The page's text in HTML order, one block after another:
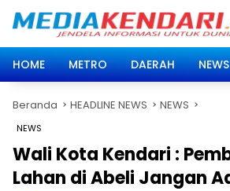
HOME
METRO DAERAH NEWS
Beranda HEADLINE NEWS NEWS
NEWS
Wali Kota Kendari :
Lahan di Abeli Jangan